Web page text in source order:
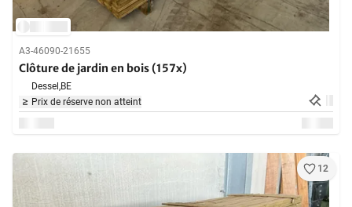
A3-46090-21655
Clôture de jardin en bois (157x)
Dessel,BE
Prix de réserve non atteint
12